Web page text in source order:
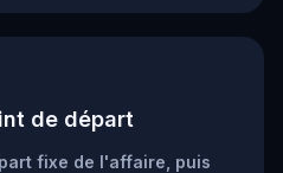
de départ
fixe de l'affaire, puis